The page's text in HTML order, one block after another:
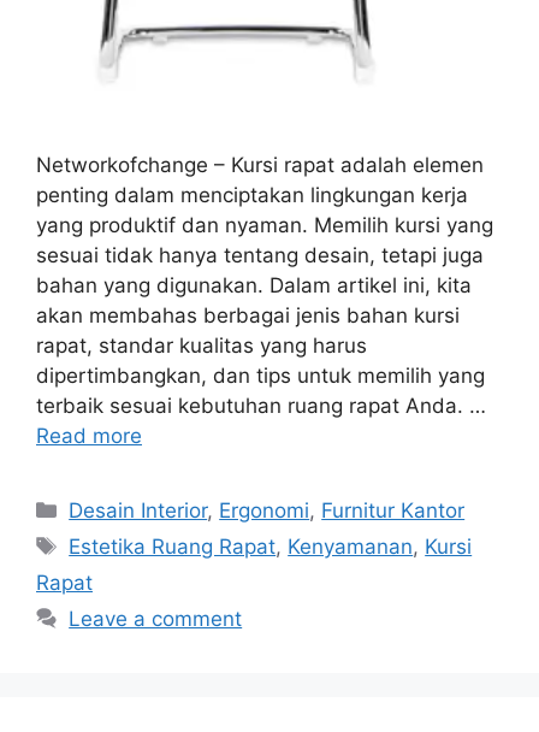
Networkofchange – Kursi rapat adalah elemen
penting dalam menciptakan lingkungan kerja
yang produktif dan nyaman. Memilih kursi yang
sesuai tidak hanya tentang desain, tetapi juga
bahan yang digunakan. Dalam artikel ini, kita
akan membahas berbagai jenis bahan kursi
rapat, standar kualitas yang harus
dipertimbangkan, dan tips untuk memilih yang
terbaik sesuai kebutuhan ruang rapat Anda. …
Read more
Categories
Desain Interior, Ergonomi, Furnitur Kantor
Tags
Estetika Ruang Rapat, Kenyamanan, Kursi
Rapat
Leave a comment